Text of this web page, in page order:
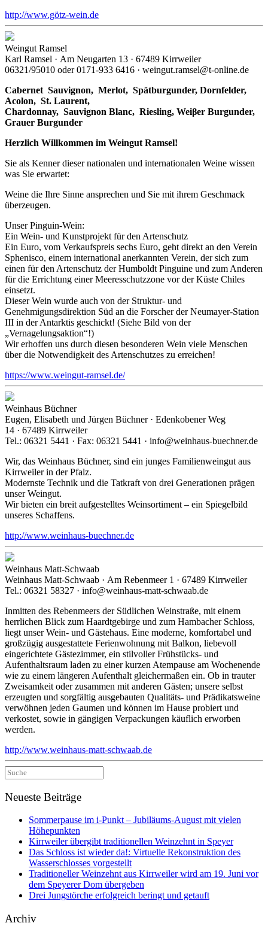
http://www.götz-wein.de
Weingut Ramsel
Karl Ramsel · Am Neugarten 13 · 67489 Kirrweiler
06321/95010 oder 0171-933 6416 · weingut.ramsel@t-online.de
Cabernet Sauvignon, Merlot, Spätburgunder, Dornfelder,
Acolon, St. Laurent,
Chardonnay, Sauvignon Blanc, Riesling, Weiβer Burgunder,
Grauer Burgunder
Herzlich Willkommen im Weingut Ramsel!
Sie als Kenner dieser nationalen und internationalen Weine wissen
was Sie erwartet:
Weine die Ihre Sinne ansprechen und Sie mit ihrem Geschmack
überzeugen.
Unser Pinguin-Wein:
Ein Wein- und Kunstprojekt für den Artenschutz
Ein Euro, vom Verkaufspreis sechs Euro, geht direkt an den Verein
Sphenisco, einem international anerkannten Verein, der sich zum
einen für den Artenschutz der Humboldt Pinguine und zum Anderen
für die Errichtung einer Meeresschutzzone vor der Küste Chiles
einsetzt.
Dieser Wein wurde auch von der Struktur- und
Genehmigungsdirektion Süd an die Forscher der Neumayer-Station
III in der Antarktis geschickt! (Siehe Bild von der
„Vernagelungsaktion“!)
Wir erhoffen uns durch diesen besonderen Wein viele Menschen
über die Notwendigkeit des Artenschutzes zu erreichen!
https://www.weingut-ramsel.de/
Weinhaus Büchner
Eugen, Elisabeth und Jürgen Büchner · Edenkobener Weg
14 · 67489 Kirrweiler
Tel.: 06321 5441 · Fax: 06321 5441 · info@weinhaus-buechner.de
Wir, das Weinhaus Büchner, sind ein junges Familienweingut aus
Kirrweiler in der Pfalz.
Modernste Technik und die Tatkraft von drei Generationen prägen
unser Weingut.
Wir bieten ein breit aufgestelltes Weinsortiment – ein Spiegelbild
unseres Schaffens.
http://www.weinhaus-buechner.de
Weinhaus Matt-Schwaab
Weinhaus Matt-Schwaab · Am Rebenmeer 1 · 67489 Kirrweiler
Tel.: 06321 58327 · info@weinhaus-matt-schwaab.de
Inmitten des Rebenmeers der Südlichen Weinstraße, mit einem
herrlichen Blick zum Haardtgebirge und zum Hambacher Schloss,
liegt unser Wein- und Gästehaus. Eine moderne, komfortabel und
großzügig ausgestattete Ferienwohnung mit Balkon, liebevoll
eingerichtete Gästezimmer, ein stilvoller Frühstücks- und
Aufenthaltsraum laden zu einer kurzen Atempause am Wochenende
wie zu einem längeren Aufenthalt gleichermaßen ein. Ob in trauter
Zweisamkeit oder zusammen mit anderen Gästen; unsere selbst
erzeugten und sorgfältig ausgebauten Qualitäts- und Prädikatsweine
verwöhnen jeden Gaumen und können im Hause probiert und
verkostet, sowie in gängigen Verpackungen käuflich erworben
werden.
http://www.weinhaus-matt-schwaab.de
Suche
nach:
Neueste Beiträge
Sommerpause im i-Punkt – Jubiläums-August mit vielen
Höhepunkten
Kirrweiler übergibt traditionellen Weinzehnt in Speyer
Das Schloss ist wieder da!: Virtuelle Rekonstruktion des
Wasserschlosses vorgestellt
Traditioneller Weinzehnt aus Kirrweiler wird am 19. Juni vor
dem Speyerer Dom übergeben
Drei Jungstörche erfolgreich beringt und getauft
Archiv